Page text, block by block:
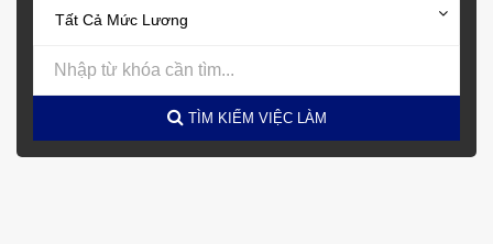
Tất Cả Mức Lương
TÌM KIẾM VIỆC LÀM